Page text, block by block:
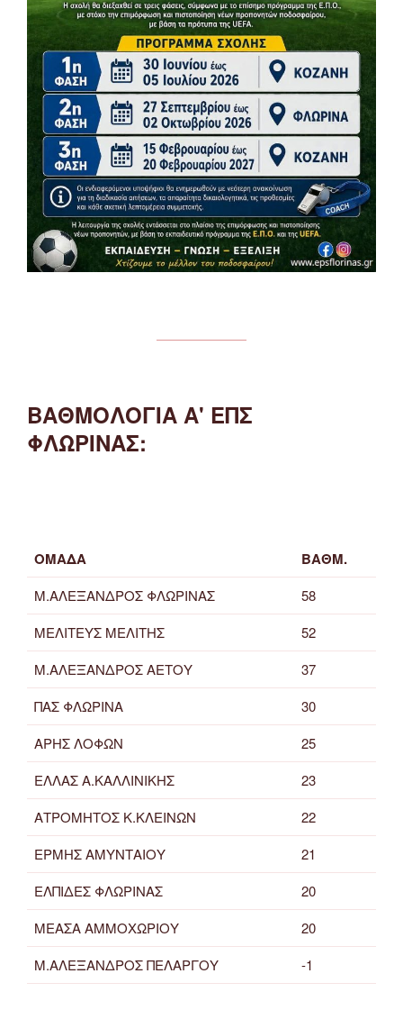
ΒΑΘΜΟΛΟΓΙΑ Α' ΕΠΣ
ΦΛΩΡΙΝΑΣ:
ΟΜΑΔΑ ΒΑΘΜ.
Μ.ΑΛΕΞΑΝΔΡΟΣ ΦΛΩΡΙΝΑΣ
58
ΜΕΛΙΤΕΥΣ ΜΕΛΙΤΗΣ
52
Μ.ΑΛΕΞΑΝΔΡΟΣ ΑΕΤΟΥ
37
ΠΑΣ ΦΛΩΡΙΝΑ
30
ΑΡΗΣ ΛΟΦΩΝ
25
ΕΛΛΑΣ Α.ΚΑΛΛΙΝΙΚΗΣ
23
ΑΤΡΟΜΗΤΟΣ Κ.ΚΛΕΙΝΩΝ
22
ΕΡΜΗΣ ΑΜΥΝΤΑΙΟΥ
21
ΕΛΠΙΔΕΣ ΦΛΩΡΙΝΑΣ
20
ΜΕΑΣΑ ΑΜΜΟΧΩΡΙΟΥ
20
Μ.ΑΛΕΞΑΝΔΡΟΣ ΠΕΛΑΡΓΟΥ
-1